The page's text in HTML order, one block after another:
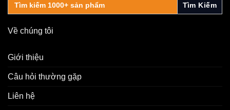
for:
Về chúng tôi
Giới thiệu
Câu hỏi thường gặp
Liên hệ